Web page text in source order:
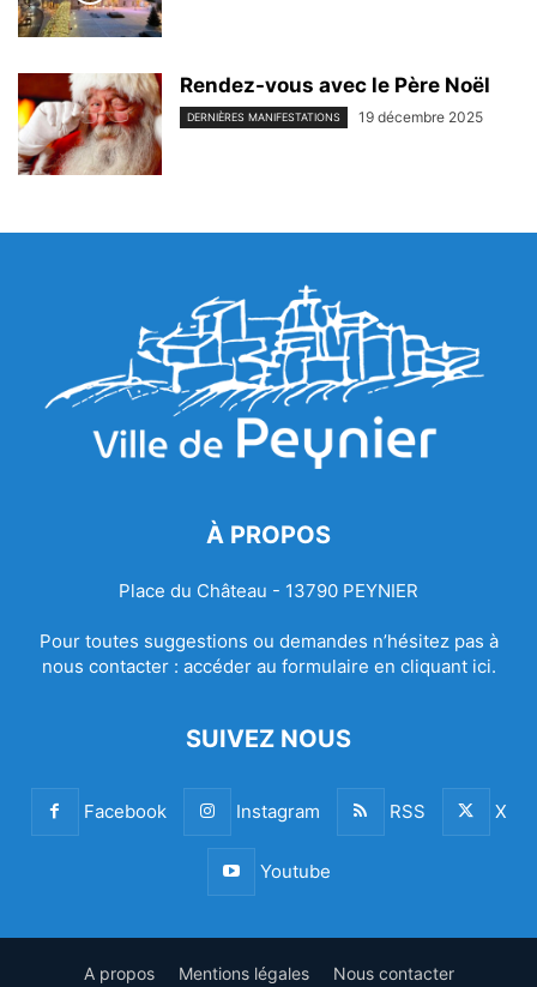
Rendez-vous avec le Père Noël
DERNIÈRES MANIFESTATIONS 19 décembre 2025
À PROPOS
Place du Château - 13790 PEYNIER
Pour toutes suggestions ou demandes n’hésitez pas à
nous contacter : accéder au formulaire en cliquant ici.
SUIVEZ NOUS
Facebook Instagram RSS X
Youtube
A propos Mentions légales Nous contacter